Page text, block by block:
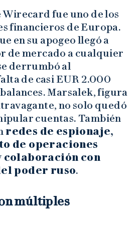
Wirecard fue uno de los
financieros de Europa.
en su apogeo llegó a
de mercado a cualquier
derrumbó al
de casi EUR 2.000
Marsalek, figura
no solo quedó
cuentas. También
redes de espionaje,
de operaciones
colaboración con
poder ruso.
múltiples